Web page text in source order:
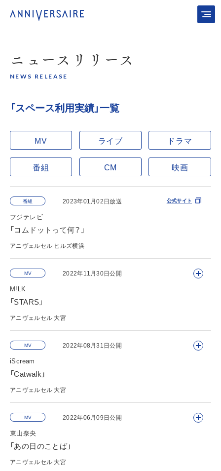
ニュース リリース
NEWS RELEASE
「スペース利用実績」一覧
MV ライブ ドラマ
番組 CM 映画
番組 2023年01月02日放送
フジテレビ
「コムドットって何？」
アニヴェルセル ヒルズ横浜
公式サイト
MV 2022年11月30日公開
M!LK
「STARS」
アニヴェルセル 大宮
MV 2022年08月31日公開
iScream
「Catwalk」
アニヴェルセル 大宮
MV 2022年06月09日公開
東山奈央
「あの日のことば」
アニヴェルセル 大宮